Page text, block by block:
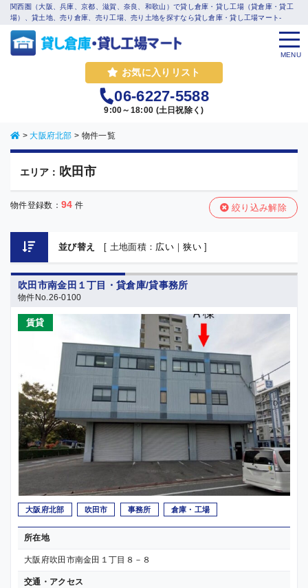
関西圏（大阪、兵庫、京都、滋賀、奈良、和歌山）で貸し倉庫・貸し工場（貸倉庫・貸工
場）、貸土地、売り倉庫、売り工場、売り土地を探すなら貸し倉庫・貸し工場マート-
お気に入りリスト
06-6227-5588
9:00～18:00 (土日祝除く)
MENU
>大阪府北部 > 物件一覧
エリア： 吹田市
物件登録数： 94 件 絞り込み解除
並び替え [ 土地面積： 広い｜狭い]
吹田市南金田１丁目・貸倉庫/貸事務所
物件No.26-0100
賃貸
大阪府北部 吹田市 事務所 倉庫・工場
所在地
大阪府吹田市南金田１丁目８－８
交通・アクセス